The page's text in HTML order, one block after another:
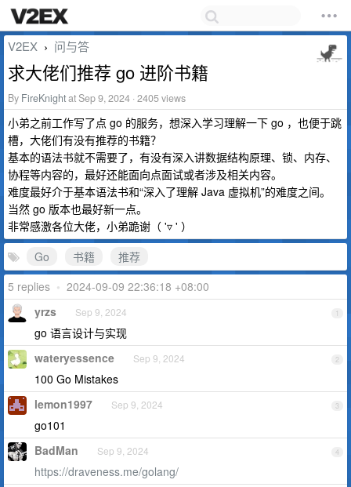
V2EX › 问与答
求大佬们推荐 go 进阶书籍
By FireKnightat Sep 9, 2024 · 2405 views
小弟之前工作写了点 go 的服务，想深入学习理解一下 go ，也便于跳
槽，大佬们有没有推荐的书籍？
基本的语法书就不需要了，有没有深入讲数据结构原理、锁、内存、
协程等内容的，最好还能面向点面试或者涉及相关内容。
难度最好介于基本语法书和“深入了理解 Java 虚拟机”的难度之间。
当然 go 版本也最好新一点。
非常感激各位大佬，小弟跪谢（ '▿ ' ）
Go
书籍
推荐
5 replies • 2024-09-09 22:36:18 +08:00
1
yrzs Sep 9, 2024
go 语言设计与实现
2
wateryessence Sep 9, 2024
100 Go Mistakes
3
lemon1997 Sep 9, 2024
go101
4
BadMan Sep 9, 2024
https://draveness.me/golang/